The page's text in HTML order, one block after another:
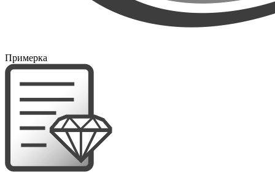
Примерка